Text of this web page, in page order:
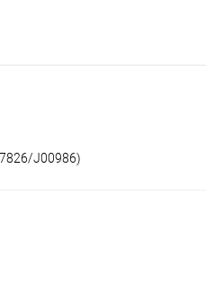
J00986)